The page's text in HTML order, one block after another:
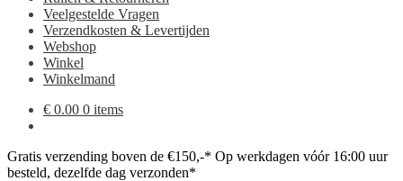
Veelgestelde Vragen
Verzendkosten & Levertijden
Webshop
Winkel
Winkelmand
€ 0.00 0 items
Gratis verzending boven de €150,-* Op werkdagen vóór 16:00 uur
besteld, dezelfde dag verzonden*